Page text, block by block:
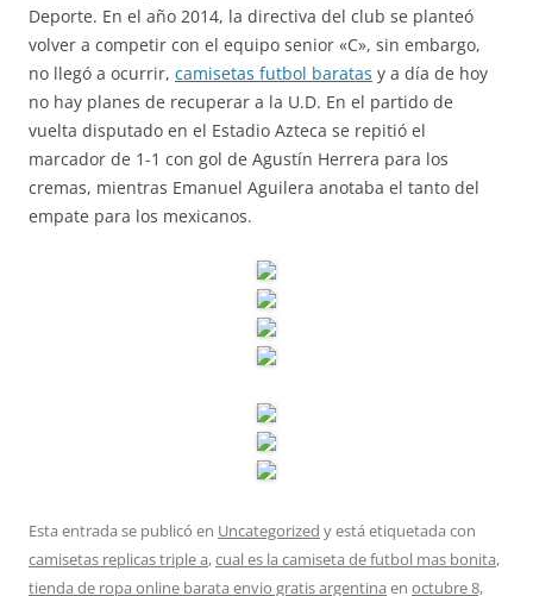
Deporte. En el año 2014, la directiva del club se planteó
volver a competir con el equipo senior «C», sin embargo,
no llegó a ocurrir, camisetas futbol baratas y a día de hoy
no hay planes de recuperar a la U.D. En el partido de
vuelta disputado en el Estadio Azteca se repitió el
marcador de 1-1 con gol de Agustín Herrera para los
cremas, mientras Emanuel Aguilera anotaba el tanto del
empate para los mexicanos.
Esta entrada se publicó en Uncategorized y está etiquetada con
camisetas replicas triple a,cual es la camiseta de futbol mas bonita,
tienda de ropa online barata envio gratis argentina en octubre 8,